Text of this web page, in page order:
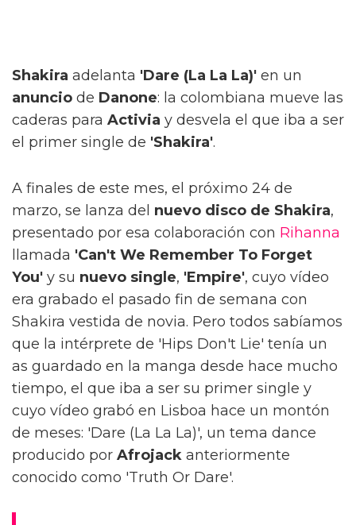
Shakira adelanta 'Dare (La La La)' en un
anuncio de Danone: la colombiana mueve las
caderas para Activia y desvela el que iba a ser
el primer single de 'Shakira'.
A finales de este mes, el próximo 24 de
marzo, se lanza del nuevo disco de Shakira,
presentado por esa colaboración con Rihanna
llamada 'Can't We Remember To Forget
You' y su nuevo single, 'Empire', cuyo vídeo
era grabado el pasado fin de semana con
Shakira vestida de novia. Pero todos sabíamos
que la intérprete de 'Hips Don't Lie' tenía un
as guardado en la manga desde hace mucho
tiempo, el que iba a ser su primer single y
cuyo vídeo grabó en Lisboa hace un montón
de meses: 'Dare (La La La)', un tema dance
producido por Afrojack anteriormente
conocido como 'Truth Or Dare'.